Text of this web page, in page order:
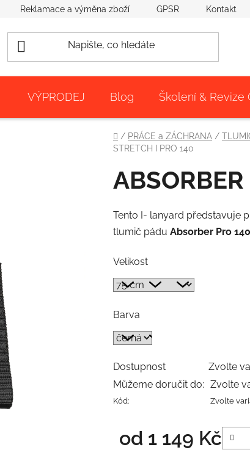
Reklamace a výměna zboží GPSR Kontakt
VÝPRODEJ Blog Školení & Revize
Domů
/ PRÁCE a ZÁCHRANA /
STRETCH I PRO 140
Tento I- lanyard představuje
tlumič pádu Absorber Pro 140
Velikost
Barva
Dostupnost
Zvolte
Můžeme doručit do: Zvolte
Kód: Zvolte
od 1 149 Kč